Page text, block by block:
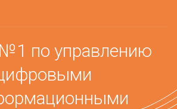
по управлению